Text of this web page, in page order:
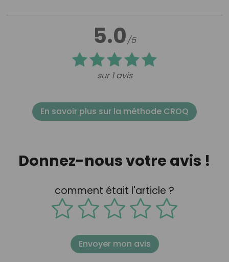
5.0/5
sur 1 avis
En savoir plus sur la méthode CROQ
Donnez-nous votre avis !
comment était l'article ?
Envoyer mon avis